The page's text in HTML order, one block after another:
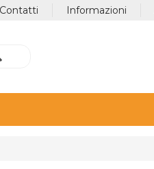
Informazioni
Contatti